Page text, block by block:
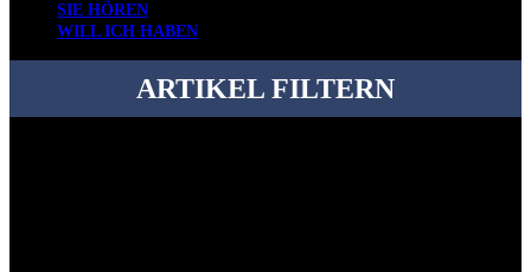
SIE HÖREN
WILL ICH HABEN
ARTIKEL FILTERN